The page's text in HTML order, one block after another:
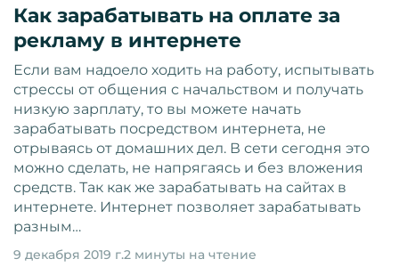
Как зарабатывать на оплате за
рекламу в интернете
Если вам надоело ходить на работу, испытывать
стрессы от общения с начальством и получать
низкую зарплату, то вы можете начать
зарабатывать посредством интернета, не
отрываясь от домашних дел. В сети сегодня это
можно сделать, не напрягаясь и без вложения
средств. Так как же зарабатывать на сайтах в
интернете. Интернет позволяет зарабатывать
разным…
9 декабря 2019 г.2 минуты на чтение